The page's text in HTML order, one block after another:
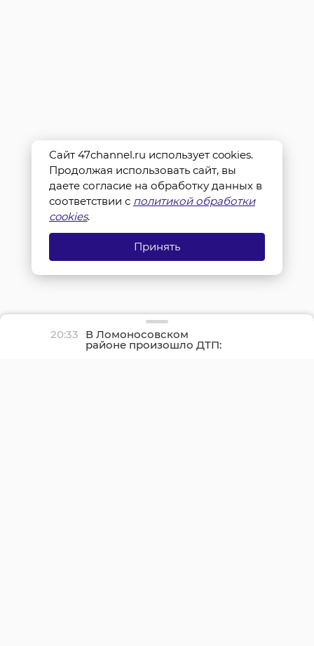
20:33 В Ломоносовском
районе произошло ДТП:
водитель «Газели»
Сайт 47channel.ru использует cookies.
Продолжая использовать сайт, вы
даете согласие на обработку данных в
соответствии с политикой обработки
cookies.
Принять